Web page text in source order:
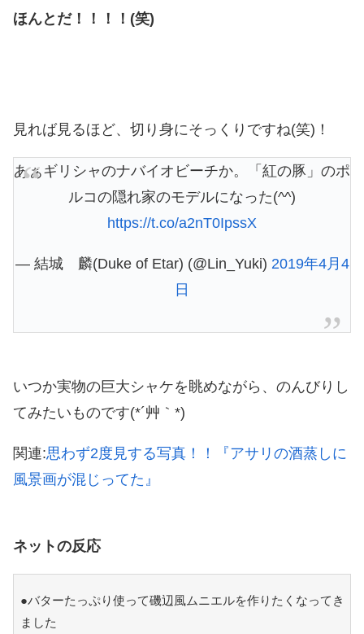
ほんとだ！！！！(笑)
見れば見るほど、切り身にそっくりですね(笑)！
あぁギリシャのナバイオビーチか。「紅の豚」のポ
ルコの隠れ家のモデルになった(^^)
https://t.co/a2nT0IpssX
— 結城 麟(Duke of Etar) (@Lin_Yuki) 2019年4月4
日
いつか実物の巨大シャケを眺めながら、のんびりし
てみたいものです(*´艸｀*)
関連:思わず2度見する写真！！『アサリの酒蒸しに
風景画が混じってた』
ネットの反応
●バターたっぷり使って磯辺風ムニエルを作りたくなってき
ました